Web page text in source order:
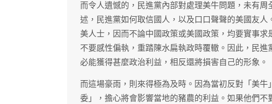
而令人遺憾的，民進黨內部對處理美牛問題，未有
述，民進黨如何取信國人，以及口口聲聲的美國友
美人士，因而不論中國政策或美國政策，均要實事求
不要感性偏執，重踏陳水扁執政時覆轍。因此，民
必能獲得甚麼政治利益，相反還將損害自己的形象。
而這場豪雨，則來得極為及時。因為當初反對「美
委」，擔心將會影響當地的豬農的利益。如果他們